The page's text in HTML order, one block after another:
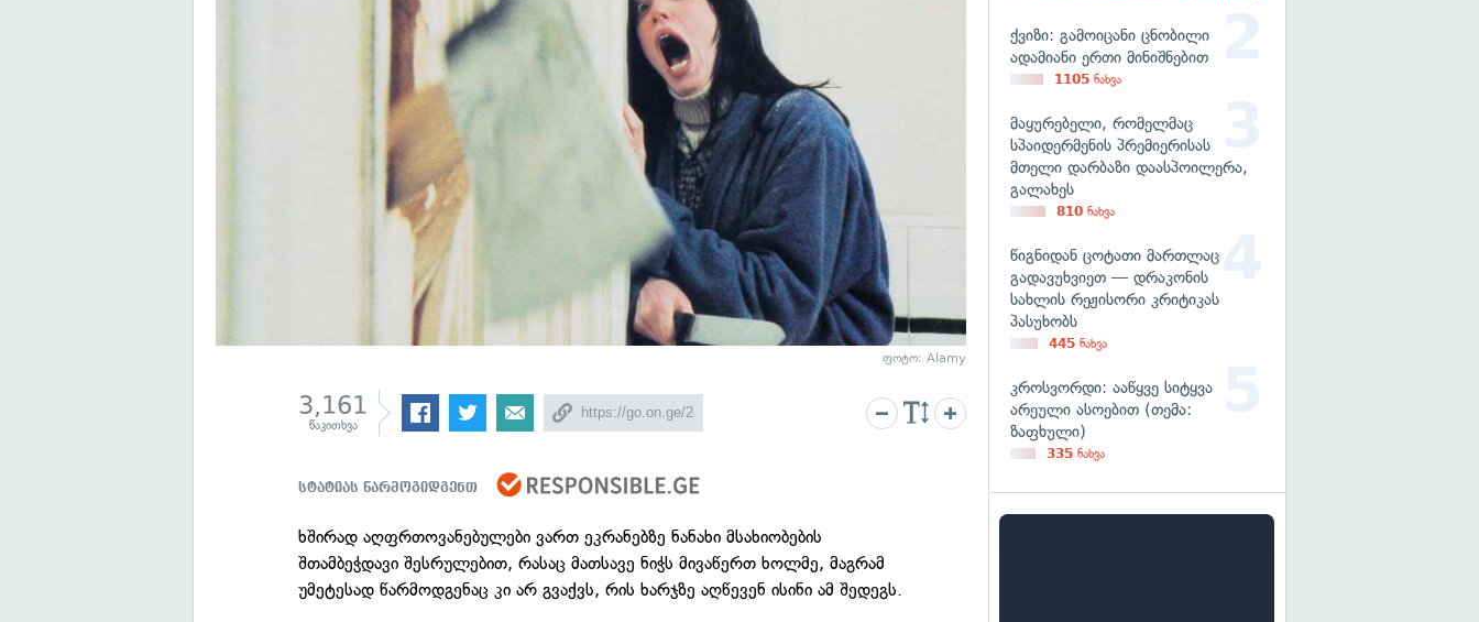
ფოტო: Alamy
3,161
წაკითხვა
სტატიას წარმოგიდგენთ
ხშირად აღფრთოვანებულები ვართ ეკრანებზე ნანახი მსახიობების
შთამბეჭდავი შესრულებით, რასაც მათსავე ნიჭს მივაწერთ ხოლმე, მაგრამ
უმეტესად წარმოდგენაც კი არ გვაქვს, რის ხარჯზე აღწევენ ისინი ამ შედეგს.
ქვიზი: გამოიცანი ცნობილი
ადამიანი ერთი მინიშნებით
1105 ნახვა
მაყურებელი, რომელმაც
სპაიდერმენის პრემიერისას
მთელი დარბაზი დაასპოილერა,
გალახეს
810 ნახვა
წიგნიდან ცოტათი მართლაც
გადავუხვიეთ — დრაკონის
სახლის რეჟისორი კრიტიკას
პასუხობს
445 ნახვა
კროსვორდი: ააწყვე სიტყვა
არეული ასოებით (თემა:
ზაფხული)
335 ნახვა